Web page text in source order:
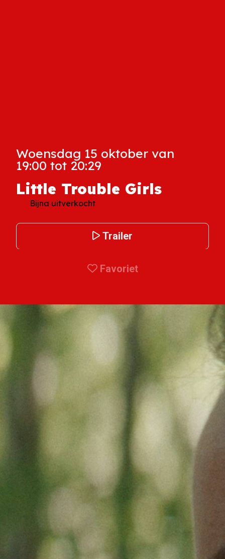
Woensdag 15 oktober van
19:00 tot 20:29
Little Trouble Girls
Bijna uitverkocht
Trailer
Favoriet